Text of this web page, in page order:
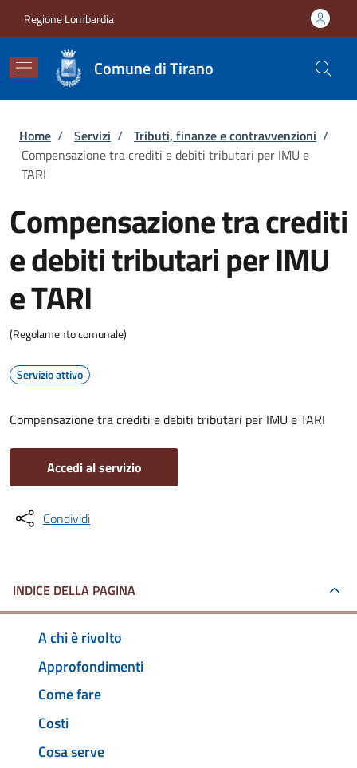
Regione Lombardia
Comune di Tirano
Briciole di pane
Home / Servizi / Tributi, finanze e contravvenzioni /
Compensazione tra crediti e debiti tributari per IMU e
TARI
Compensazione tra crediti
e debiti tributari per IMU
e TARI
(Regolamento comunale)
Servizio attivo
Compensazione tra crediti e debiti tributari per IMU e TARI
Accedi al servizio
Condividi
INDICE DELLA PAGINA
A chi è rivolto
Approfondimenti
Come fare
Costi
Cosa serve